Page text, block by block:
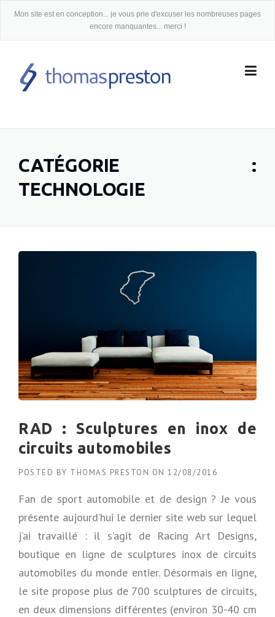
SkipMon site est en conception... je vous prie d'excuser les nombreuses pages
encore manquantes... merci !
CATÉGORIE :
TECHNOLOGIE
RAD : Sculptures en inox de
circuits automobiles
POSTED BY THOMAS PRESTON ON 12/08/2016
Fan de sport automobile et de design ? Je vous
présente aujourd’hui le dernier site web sur lequel
j’ai travaillé : il s’agit de Racing Art Designs,
boutique en ligne de sculptures inox de circuits
automobiles du monde entier. Désormais en ligne,
le site propose plus de 700 sculptures de circuits,
en deux dimensions différentes (environ 30-40 cm